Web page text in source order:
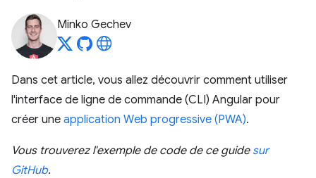
Minko Gechev
Dans cet article, vous allez découvrir comment utiliser
l'interface de ligne de commande (CLI) Angular pour
créer une application Web progressive (PWA).
Vous trouverez l'exemple de code de ce guide sur
GitHub.